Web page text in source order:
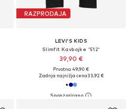
RAZPRODAJA
LEVI'S KIDS
Slimfit Kavbojke '512'
39,90 €
Prvotno: 49,90 €
Zadnja najnižja cena33,92 €